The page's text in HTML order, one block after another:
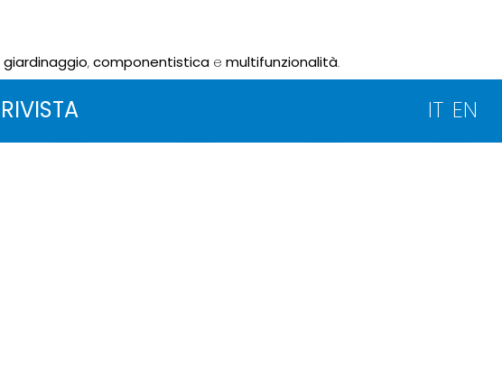
giardinaggio,componentisticae multifunzionalità.
RIVISTA IT EN